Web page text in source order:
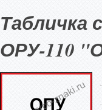
Табличка
ОРУ-110